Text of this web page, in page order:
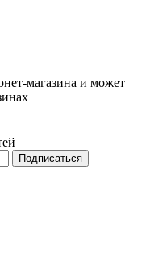
магазина и может
Подписаться